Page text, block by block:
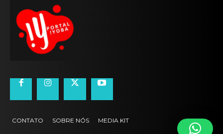
CONTATO SOBRE NÓS MEDIA KIT